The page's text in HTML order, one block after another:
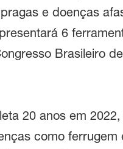
e doenças
6
Brasileiro
20 anos em
como